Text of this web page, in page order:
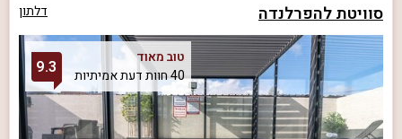
סוויטת להפרלנדה דלתון
טוב מאוד
40 חוות דעת אמיתיות
9.3